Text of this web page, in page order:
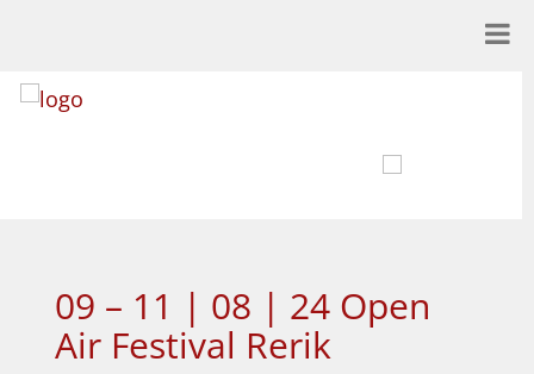
09 – 11 | 08 | 24 Open
Air Festival Rerik